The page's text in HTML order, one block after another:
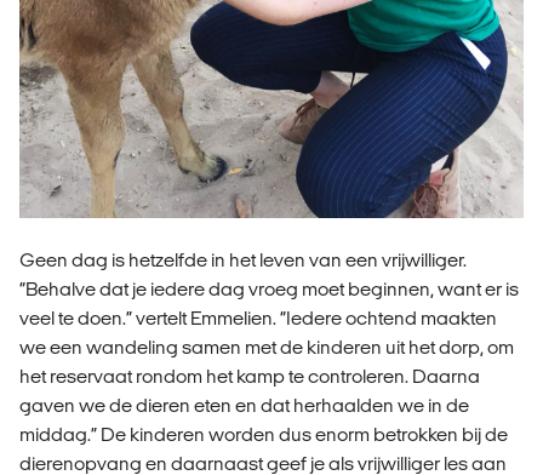
Geen dag is hetzelfde in het leven van een vrijwilliger.
“Behalve dat je iedere dag vroeg moet beginnen, want er is
veel te doen.” vertelt Emmelien. “Iedere ochtend maakten
we een wandeling samen met de kinderen uit het dorp, om
het reservaat rondom het kamp te controleren. Daarna
gaven we de dieren eten en dat herhaalden we in de
middag.” De kinderen worden dus enorm betrokken bij de
dierenopvang en daarnaast geef je als vrijwilliger les aan